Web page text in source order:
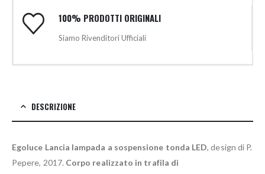
100% PRODOTTI ORIGINALI
Siamo Rivenditori Ufficiali
DESCRIZIONE
Egoluce Lancia lampada a sospensione tonda LED, design di P.
Pepere, 2017. Corpo realizzato in trafila di